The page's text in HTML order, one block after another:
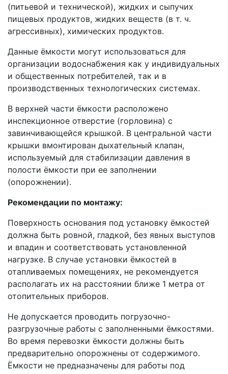
(питьевой и технической), жидких и сыпучих
пищевых продуктов, жидких веществ (в т. ч.
агрессивных), химических продуктов.
Данные ёмкости могут использоваться для
организации водоснабжения как у индивидуальных
и общественных потребителей, так и в
производственных технологических системах.
В верхней части ёмкости расположено
инспекционное отверстие (горловина) с
завинчивающейся крышкой. В центральной части
крышки вмонтирован дыхательный клапан,
используемый для стабилизации давления в
полости ёмкости при ее заполнении
(опорожнении).
Рекомендации по монтажу:
Поверхность основания под установку ёмкостей
должна быть ровной, гладкой, без явных выступов
и впадин и соответствовать установленной
нагрузке. В случае установки ёмкостей в
отапливаемых помещениях, не рекомендуется
располагать их на расстоянии ближе 1 метра от
отопительных приборов.
Не допускается проводить погрузочно-
разгрузочные работы с заполненными ёмкостями.
Во время перевозки ёмкости должны быть
предварительно опорожнены от содержимого.
Ёмкости не предназначены для работы под